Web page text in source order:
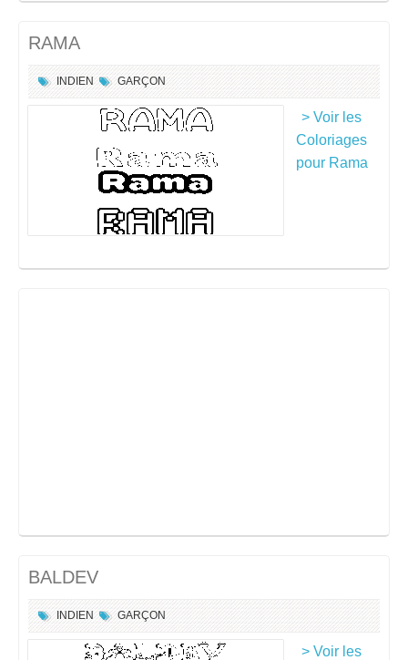
RAMA
INDIEN GARÇON
> Voir les
Coloriages
pour Rama
BALDEV
INDIEN GARÇON
> Voir les